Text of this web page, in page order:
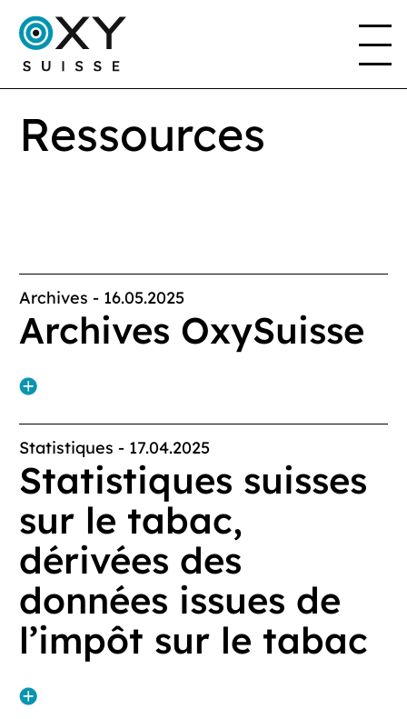
LE PROJET
Ressources
Archives - 16.05.2025
Archives OxySuisse
Statistiques - 17.04.2025
Statistiques suisses
sur le tabac,
dérivées des
données issues de
l’impôt sur le tabac